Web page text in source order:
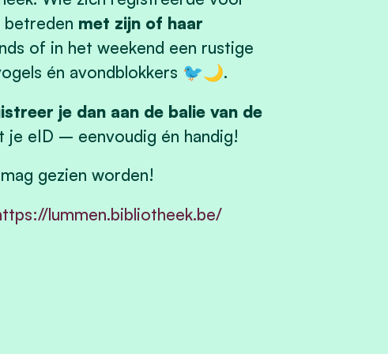
betreden met zijn of haar
of in het weekend een rustige
én avondblokkers 🐦🌙.
je dan aan de balie van de
eID – eenvoudig én handig!
gezien worden!
lummen.bibliotheek.be/